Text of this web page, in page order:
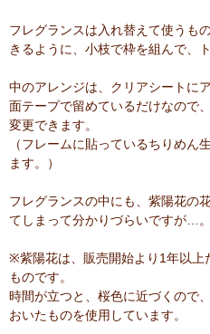
フレグランスは入れ替えて使うも
きるように、小枝で枠を組んで、
中のアレンジは、クリアシートに
面テープで留めているだけなので
変更できます。
（フレームに貼っているちりめん
ます。）
フレグランスの中にも、紫陽花の
てしまって分かりづらいですが…。
※紫陽花は、販売開始より1年以上
ものです。
時間が立つと、桜色に近づくので
おいたものを使用しています。